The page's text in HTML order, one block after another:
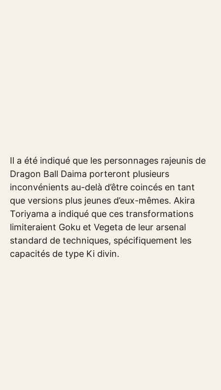
Il a été indiqué que les personnages rajeunis de
Dragon Ball Daima porteront plusieurs
inconvénients au-delà d’être coincés en tant
que versions plus jeunes d’eux-mêmes. Akira
Toriyama a indiqué que ces transformations
limiteraient Goku et Vegeta de leur arsenal
standard de techniques, spécifiquement les
capacités de type Ki divin.